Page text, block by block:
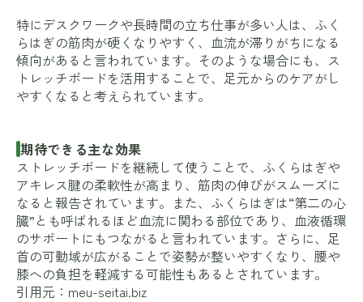
特にデスクワークや長時間の立ち仕事が多い人は、ふく
らはぎの筋肉が硬くなりやすく、血流が滞りがちになる
傾向があると言われています。そのような場合にも、ス
トレッチボードを活用することで、足元からのケアがし
やすくなると考えられています。
期待できる主な効果
ストレッチボードを継続して使うことで、ふくらはぎや
アキレス腱の柔軟性が高まり、筋肉の伸びがスムーズに
なると報告されています。また、ふくらはぎは“第二の心
臓”とも呼ばれるほど血流に関わる部位であり、血液循環
のサポートにもつながると言われています。さらに、足
首の可動域が広がることで姿勢が整いやすくなり、腰や
膝への負担を軽減する可能性もあるとされています。
引用元： meu-seitai.biz